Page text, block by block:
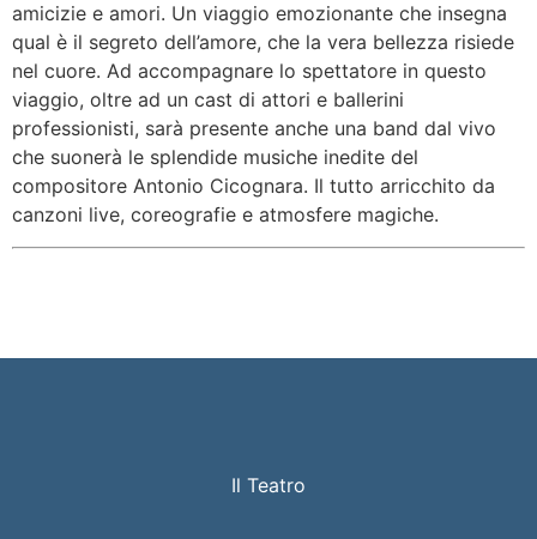
amicizie e amori. Un viaggio emozionante che insegna
qual è il segreto dell’amore, che la vera bellezza risiede
nel cuore. Ad accompagnare lo spettatore in questo
viaggio, oltre ad un cast di attori e ballerini
professionisti, sarà presente anche una band dal vivo
che suonerà le splendide musiche inedite del
compositore Antonio Cicognara. Il tutto arricchito da
canzoni live, coreografie e atmosfere magiche.
Il Teatro